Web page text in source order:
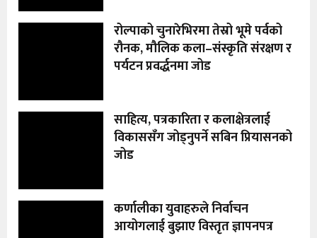
रोल्पाको चुनारेभिरमा तेस्रो भूमे पर्वको
रौनक, मौलिक कला–संस्कृति संरक्षण र
पर्यटन प्रवर्द्धनमा जोड
साहित्य, पत्रकारिता र कलाक्षेत्रलाई
विकाससँग जोड्नुपर्ने सबिन प्रियासनको
जोड
कर्णालीका युवाहरुले निर्वाचन
आयोगलाई बुझाए विस्तृत ज्ञापनपत्र